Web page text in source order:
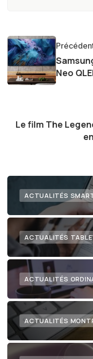
informations
les
dans le paysage
évolution.
Neo
Le film The
ACTUALITÉS
ACTUALITÉS
ACTUALITÉS
ACTUALITÉS